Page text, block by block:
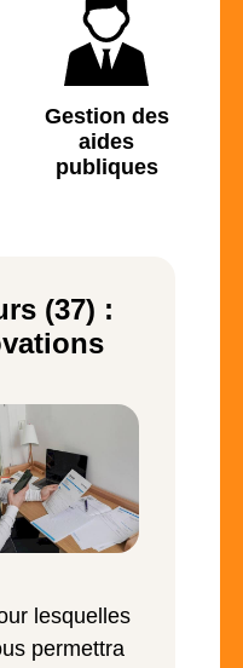
Gestion des
aides
publiques
(37) :
lesquelles
permettra